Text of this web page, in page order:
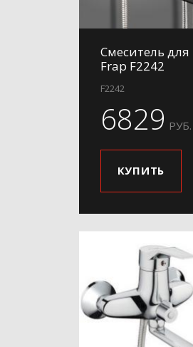
Смеситель
Frap F2242
F2242
6829 РУБ.
КУПИТЬ